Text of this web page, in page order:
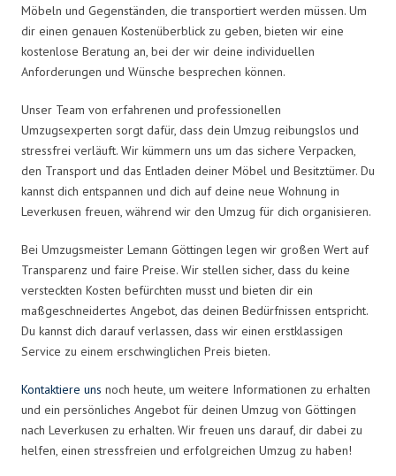
Möbeln und Gegenständen, die transportiert werden müssen. Um
dir einen genauen Kostenüberblick zu geben, bieten wir eine
kostenlose Beratung an, bei der wir deine individuellen
Anforderungen und Wünsche besprechen können.
Unser Team von erfahrenen und professionellen
Umzugsexperten sorgt dafür, dass dein Umzug reibungslos und
stressfrei verläuft. Wir kümmern uns um das sichere Verpacken,
den Transport und das Entladen deiner Möbel und Besitztümer. Du
kannst dich entspannen und dich auf deine neue Wohnung in
Leverkusen freuen, während wir den Umzug für dich organisieren.
Bei Umzugsmeister Lemann Göttingen legen wir großen Wert auf
Transparenz und faire Preise. Wir stellen sicher, dass du keine
versteckten Kosten befürchten musst und bieten dir ein
maßgeschneidertes Angebot, das deinen Bedürfnissen entspricht.
Du kannst dich darauf verlassen, dass wir einen erstklassigen
Service zu einem erschwinglichen Preis bieten.
Kontaktiere uns noch heute, um weitere Informationen zu erhalten
und ein persönliches Angebot für deinen Umzug von Göttingen
nach Leverkusen zu erhalten. Wir freuen uns darauf, dir dabei zu
helfen, einen stressfreien und erfolgreichen Umzug zu haben!